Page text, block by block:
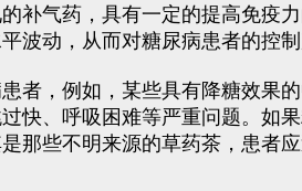
补气药，具有一定的提高免疫
波动，从而对糖尿病患者的控制
者，例如，某些具有降糖效果
快、呼吸困难等严重问题。如
那些不明来源的草药茶，患者